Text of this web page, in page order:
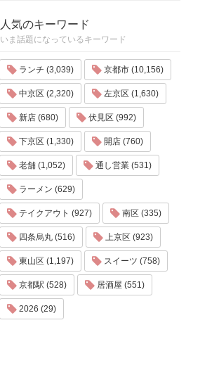
人気のキーワード
いま話題になっているキーワード
ランチ (3,039) 京都市 (10,156)
中京区 (2,320) 左京区 (1,630)
新店 (680) 伏見区 (992)
下京区 (1,330) 開店 (760)
老舗 (1,052) 通し営業 (531)
ラーメン (629)
テイクアウト (927) 南区 (335)
四条烏丸 (516) 上京区 (923)
東山区 (1,197) スイーツ (758)
京都駅 (528) 居酒屋 (551)
2026 (29)